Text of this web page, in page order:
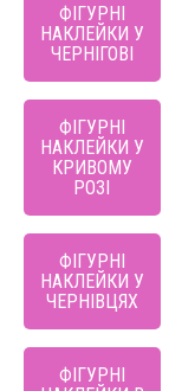
ФІГУРНІ
НАКЛЕЙКИ У
ЧЕРНІГОВІ
ФІГУРНІ
НАКЛЕЙКИ У
КРИВОМУ
РОЗІ
ФІГУРНІ
НАКЛЕЙКИ У
ЧЕРНІВЦЯХ
ФІГУРНІ